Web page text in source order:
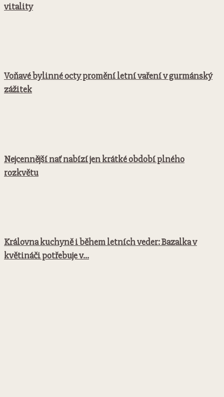
vitality
Voňavé bylinné octy promění letní vaření v gurmánský
zážitek
Nejcennější nať nabízí jen krátké období plného
rozkvětu
Královna kuchyně i během letních veder: Bazalka v
květináči potřebuje v...